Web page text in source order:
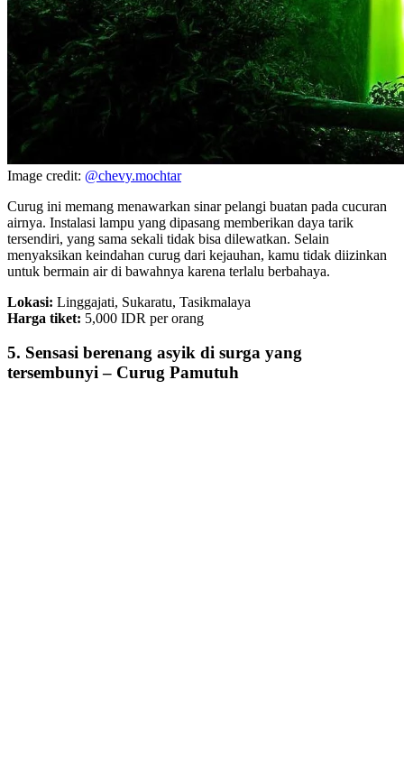
Image credit: @chevy.mochtar
Curug ini memang menawarkan sinar pelangi buatan pada cucuran
airnya. Instalasi lampu yang dipasang memberikan daya tarik
tersendiri, yang sama sekali tidak bisa dilewatkan. Selain
menyaksikan keindahan curug dari kejauhan, kamu tidak diizinkan
untuk bermain air di bawahnya karena terlalu berbahaya.
Lokasi: Linggajati, Sukaratu, Tasikmalaya
Harga tiket: 5,000 IDR per orang
5. Sensasi berenang asyik di surga yang
tersembunyi – Curug Pamutuh